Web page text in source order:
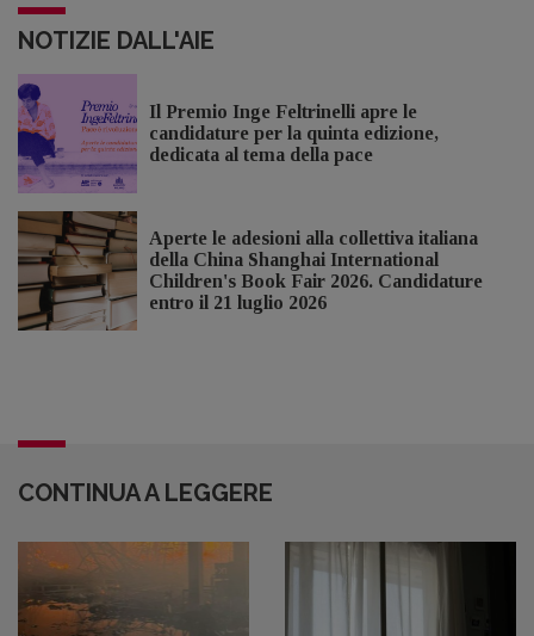
NOTIZIE DALL'AIE
Il Premio Inge Feltrinelli apre le
candidature per la quinta edizione,
dedicata al tema della pace
Aperte le adesioni alla collettiva italiana
della China Shanghai International
Children's Book Fair 2026. Candidature
entro il 21 luglio 2026
CONTINUA A LEGGERE